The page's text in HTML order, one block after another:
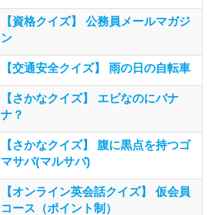
【資格クイズ】 公務員メールマガジ
ン
【交通安全クイズ】 雨の日の自転車
【さかなクイズ】 エビなのにバナ
ナ？
【さかなクイズ】 腹に黒点を持つゴ
マサバ(マルサバ)
【オンライン英会話クイズ】 仮会員
コース（ポイント制）